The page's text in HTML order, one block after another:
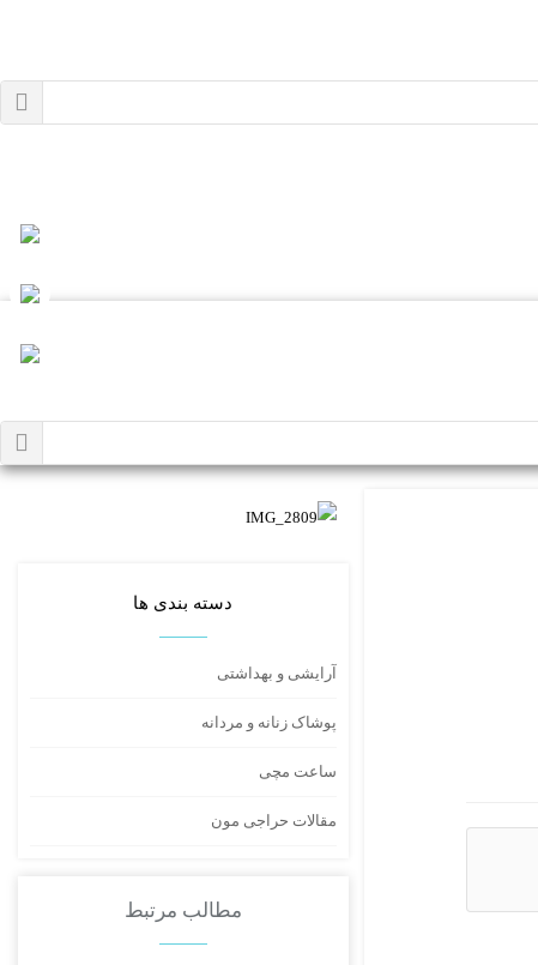
دسته بندی ها
آرایشی و بهداشتی
پوشاک زنانه و مردانه
ساعت مچی
مقالات حراجی مون
مطالب مرتبط